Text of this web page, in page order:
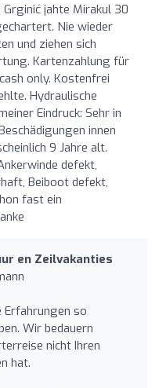
Grginić jahte Mirakul 30
Nie wieder
und ziehen sich
Kartenzahlung für
only. Kostenfrei
Hydraulische
Eindruck: Sehr in
innen
9 Jahre alt.
defekt,
Beiboot defekt,
fast ein
en Zeilvakanties
Erfahrungen so
Wir bedauern
nicht Ihren
hat.